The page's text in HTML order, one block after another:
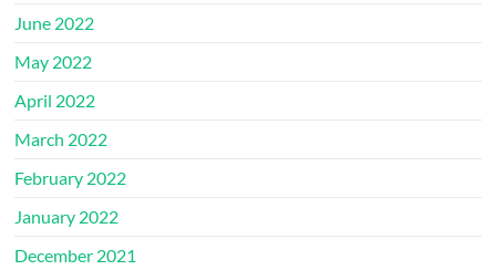
June 2022
May 2022
April 2022
March 2022
February 2022
January 2022
December 2021